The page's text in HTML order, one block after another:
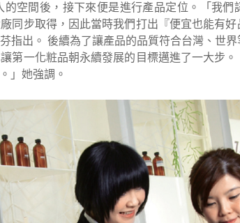
空間後，接下來便是進行產品定位。「我們
同步取得，因此當時我們打出『便宜也能有
指出。 後續為了讓產品的品質符合台灣、世
第一化粧品朝永續發展的目標邁進了一大步
」她強調。